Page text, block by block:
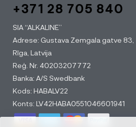
+371 28 705 840
SIA “ALKALINE”
Adrese: Gustava Zemgala gatve 83,
Rīga, Latvija
Reģ. Nr. 40203207772
Banka: A/S Swedbank
Kods: HABALV22
Konts: LV42HABA0551046601941